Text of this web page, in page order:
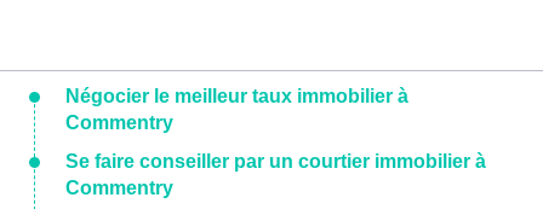
Négocier le meilleur taux immobilier à
Commentry
Se faire conseiller par un courtier immobilier à
Commentry